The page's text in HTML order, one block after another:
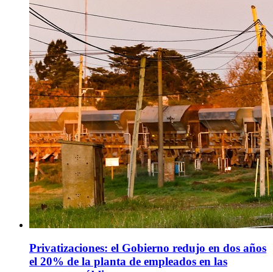
Privatizaciones: el Gobierno redujo en dos años
el 20% de la planta de empleados en las